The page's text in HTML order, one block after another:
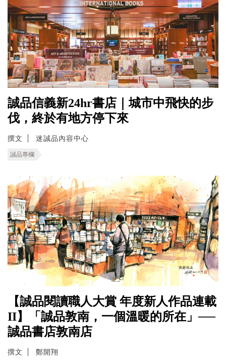
誠品信義新24hr書店｜城市中飛快的步
伐，終於有地方停下來
撰文 迷誠品內容中心
誠品專欄
【誠品閱讀職人大賞 年度新人作品連載
II】「誠品敦南，一個溫暖的所在」──
誠品書店敦南店
撰文 鄭開翔